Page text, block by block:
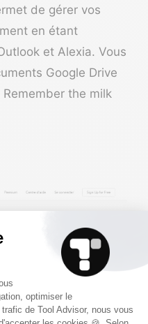
de gérer vos
en étant
et Alexia. Vous
Google Drive
Remember the milk